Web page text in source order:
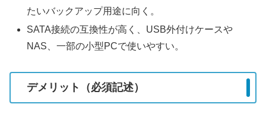
たいバックアップ用途に向く。
SATA接続の互換性が高く、USB外付けケースや
NAS、一部の小型PCで使いやすい。
デメリット（必須記述）